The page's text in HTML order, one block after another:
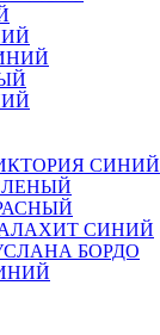
СИНИЙ
СИНИЙ
БОРДО